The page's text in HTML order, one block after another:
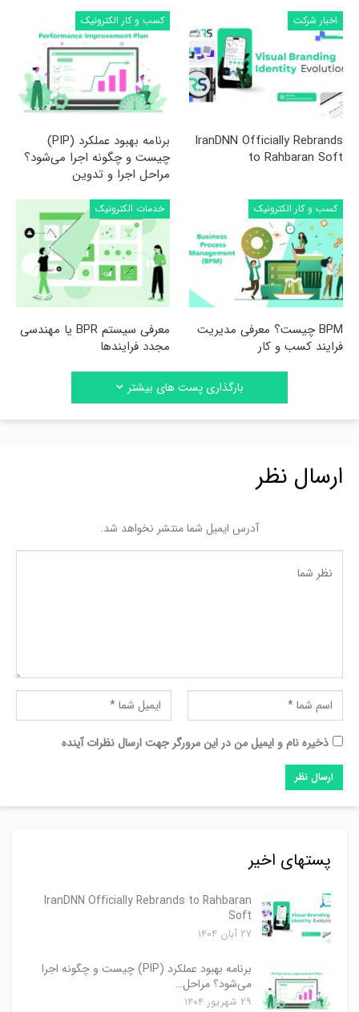
اخبار شرکت
IranDNN Officially Rebrands
to Rahbaran Soft
کسب و کار الکترونیک
برنامه بهبود عملکرد (PIP)
چیست و چگونه اجرا می‌شود؟
مراحل اجرا و تدوین
کسب و کار الکترونیک
BPM چیست؟ معرفی مدیریت
فرایند کسب و کار
خدمات الکترونیک
معرفی سیستم BPR یا مهندسی
مجدد فرایندها
بارگذاری پست های بیشتر
ارسال نظر
آدرس ایمیل شما منتشر نخواهد شد.
ذخیره نام و ایمیل من در این مرورگر جهت ارسال نظرات آینده
پستهای اخیر
IranDNN Officially Rebrands to Rahbaran
Soft
۲۷ آبان ۱۴۰۴
برنامه بهبود عملکرد (PIP) چیست و چگونه اجرا
می‌شود؟ مراحل…
۲۹ شهریور ۱۴۰۴